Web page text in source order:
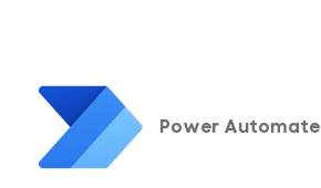
Power Automate